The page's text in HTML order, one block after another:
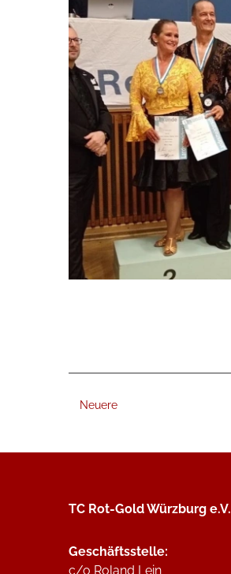
Neuere
TC Rot-Gold Würzburg e.V.
Geschäftsstelle:
c/o Roland Lein